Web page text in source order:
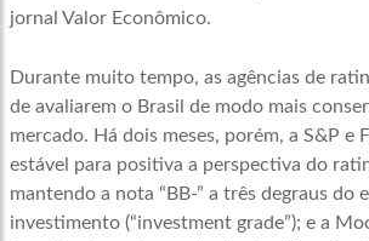
jornal Valor Econômico.
Durante muito tempo, as agências de
de avaliarem o Brasil de modo mais
mercado. Há dois meses, porém, a S&P e
estável para positiva a perspectiva do
mantendo a nota “BB-” a três degraus do
investimento (“investment grade”); e a